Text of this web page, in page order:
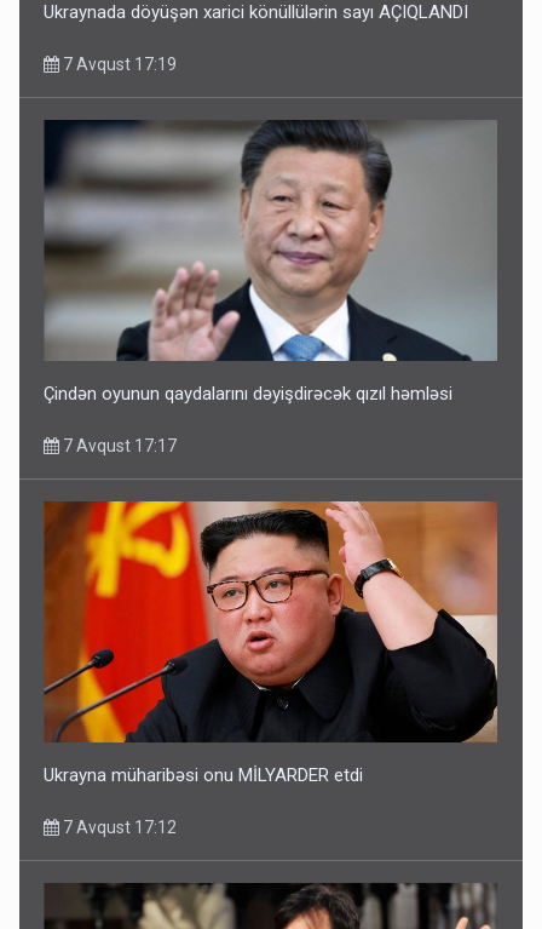
Ukraynada döyüşən xarici könüllülərin sayı AÇIQLANDI
7 Avqust 17:19
Çindən oyunun qaydalarını dəyişdirəcək qızıl həmləsi
7 Avqust 17:17
Ukrayna müharibəsi onu MİLYARDER etdi
7 Avqust 17:12